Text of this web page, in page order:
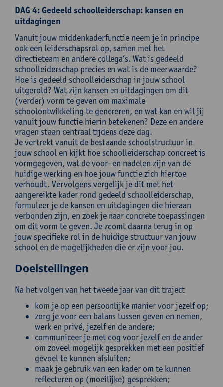
DAG 4: Gedeeld schoolleiderschap: kansen en
uitdagingen
Vanuit jouw middenkaderfunctie neem je in principe
ook een leiderschapsrol op, samen met het
directieteam en andere collega’s. Wat is gedeeld
schoolleiderschap precies en wat is de meerwaarde?
Hoe is gedeeld schoolleiderschap in jouw school
uitgerold? Wat zijn kansen en uitdagingen om dit
(verder) vorm te geven om maximale
schoolontwikkeling te genereren, en wat kan en wil jij
vanuit jouw functie hierin betekenen? Deze en andere
vragen staan centraal tijdens deze dag.
Je vertrekt vanuit de bestaande schoolstructuur in
jouw school en kijkt hoe schoolleiderschap concreet is
vormgegeven, wat de voor- en nadelen zijn van de
huidige werking en hoe jouw functie zich hiertoe
verhoudt. Vervolgens vergelijk je dit met het
aangereikte kader rond gedeeld schoolleiderschap,
formuleer je de kansen en uitdagingen die hieraan
verbonden zijn, en zoek je naar concrete toepassingen
om dit vorm te geven. Je zoomt daarna terug in op
jouw specifieke rol in de huidige structuur van jouw
school en de mogelijkheden die er zijn voor jou.
Doelstellingen
Na het volgen van het tweede jaar van dit traject
kom je op een persoonlijke manier voor jezelf op;
zorg je voor een balans tussen geven en nemen,
werk en privé, jezelf en de andere;
communiceer je met oog voor jezelf en de ander
om zoveel mogelijk gesprekken met een positief
gevoel te kunnen afsluiten;
maak je gebruik van een kader om te kunnen
reflecteren op (moeilijke) gesprekken;